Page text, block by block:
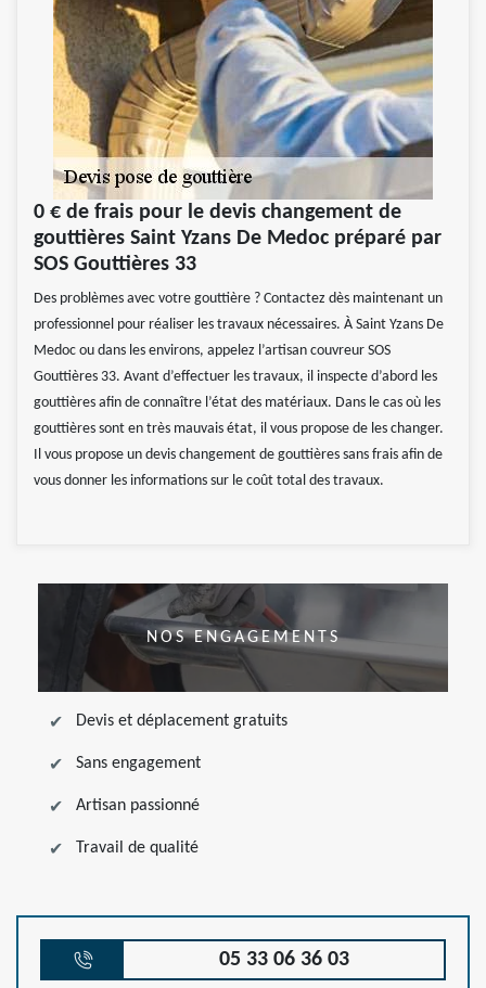
0 € de frais pour le devis changement de
gouttières Saint Yzans De Medoc préparé par
SOS Gouttières 33
Des problèmes avec votre gouttière ? Contactez dès maintenant un
professionnel pour réaliser les travaux nécessaires. À Saint Yzans De
Medoc ou dans les environs, appelez l’artisan couvreur SOS
Gouttières 33. Avant d’effectuer les travaux, il inspecte d’abord les
gouttières afin de connaître l’état des matériaux. Dans le cas où les
gouttières sont en très mauvais état, il vous propose de les changer.
Il vous propose un devis changement de gouttières sans frais afin de
vous donner les informations sur le coût total des travaux.
NOS ENGAGEMENTS
Devis et déplacement gratuits
Sans engagement
Artisan passionné
Travail de qualité
05 33 06 36 03